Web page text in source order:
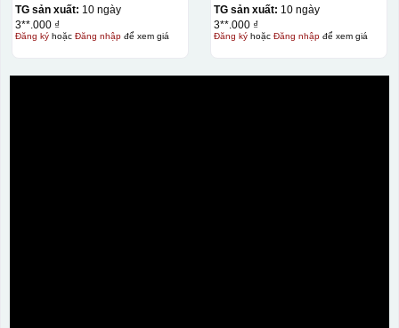
TG sản xuất: 10 ngày
3**.000 ₫
Đăng kýhoặc Đăng nhậpđể xem giá
TG sản xuất: 10 ngày
3**.000 ₫
Đăng kýhoặc Đăng nhậpđể xem giá